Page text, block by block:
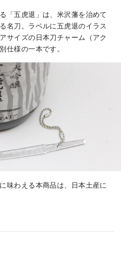
「五虎退」は、米沢藩を治めて
名刀。ラベルに五虎退のイラス
サイズの日本刀チャーム（アク
仕様の一本です。
味わえる本商品は、日本土産に